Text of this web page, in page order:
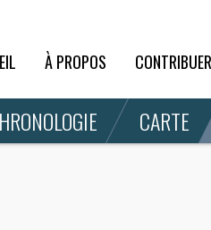
À PROPOS CONTRIBUER
CARTE
2009. Anders Petersen «